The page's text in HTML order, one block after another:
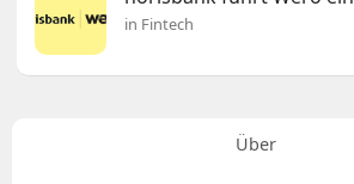
in Fintech
Über